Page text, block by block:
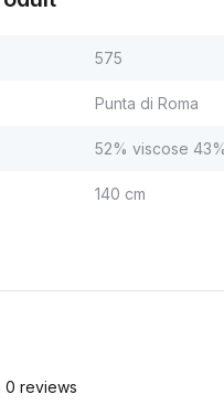
575
Punta di Roma
52% viscose
140 cm
0 reviews